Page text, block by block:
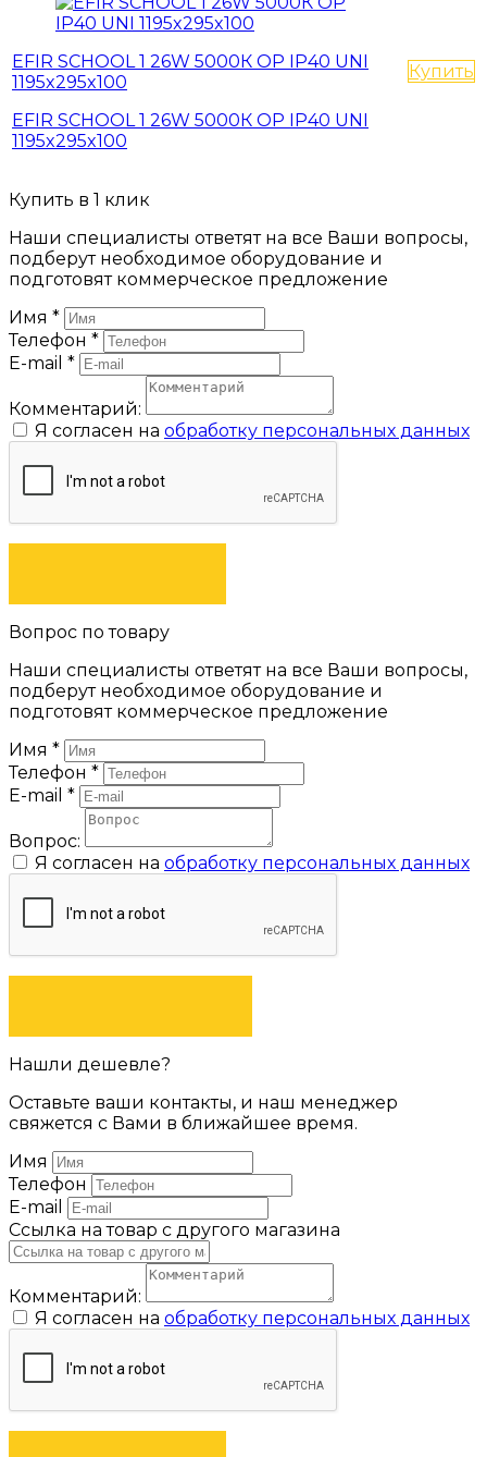
EFIR SCHOOL 1 26W 5000К OP IP40 UNI
1195x295x100
EFIR SCHOOL 1 26W 5000К OP IP40 UNI
1195x295x100
Купить
Купить в 1 клик
Наши специалисты ответят на все Ваши вопросы,
подберут необходимое оборудование и
подготовят коммерческое предложение
Имя *
Телефон *
E-mail *
Комментарий:
Я согласен на обработку персональных данных
Вопрос по товару
Наши специалисты ответят на все Ваши вопросы,
подберут необходимое оборудование и
подготовят коммерческое предложение
Имя *
Телефон *
E-mail *
Вопрос:
Я согласен на обработку персональных данных
Нашли дешевле?
Оставьте ваши контакты, и наш менеджер
свяжется с Вами в ближайшее время.
Имя
Телефон
E-mail
Ссылка на товар с другого магазина
Комментарий:
Я согласен на обработку персональных данных